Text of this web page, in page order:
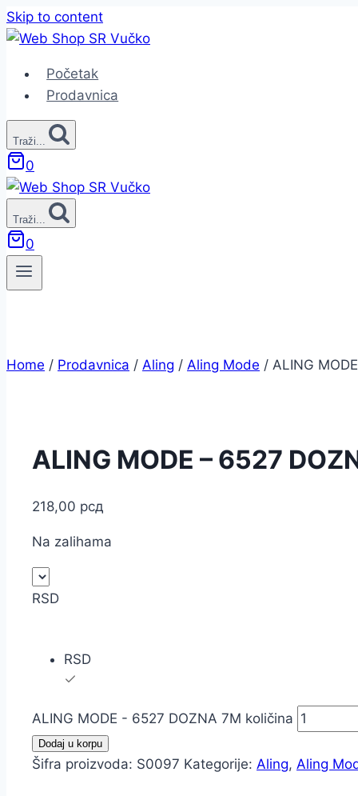
Skip to content
Početak
Prodavnica
Traži...
0
Traži...
0
Home / Prodavnica / Aling / Aling Mode / ALING
ALING MODE – 6527
218,00 рсд
Na zalihama
RSD
RSD
ALING MODE - 6527 DOZNA 7M količina
Dodaj u korpu
Šifra proizvoda: S0097 Kategorije: Aling, Aling